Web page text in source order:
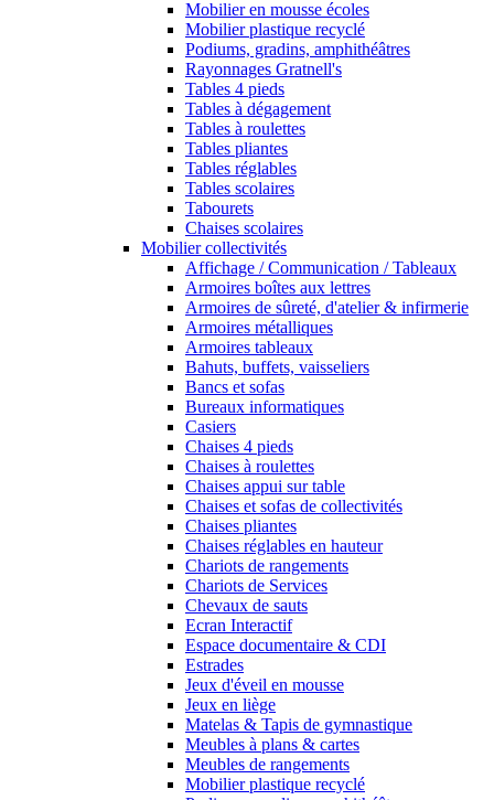
Mobilier en mousse écoles
Mobilier plastique recyclé
Podiums, gradins, amphithéâtres
Rayonnages Gratnell's
Tables 4 pieds
Tables à dégagement
Tables à roulettes
Tables pliantes
Tables réglables
Tables scolaires
Tabourets
Chaises scolaires
Mobilier collectivités
Affichage / Communication / Tableaux
Armoires boîtes aux lettres
Armoires de sûreté, d'atelier & infirmerie
Armoires métalliques
Armoires tableaux
Bahuts, buffets, vaisseliers
Bancs et sofas
Bureaux informatiques
Casiers
Chaises 4 pieds
Chaises à roulettes
Chaises appui sur table
Chaises et sofas de collectivités
Chaises pliantes
Chaises réglables en hauteur
Chariots de rangements
Chariots de Services
Chevaux de sauts
Ecran Interactif
Espace documentaire & CDI
Estrades
Jeux d'éveil en mousse
Jeux en liège
Matelas & Tapis de gymnastique
Meubles à plans & cartes
Meubles de rangements
Mobilier plastique recyclé